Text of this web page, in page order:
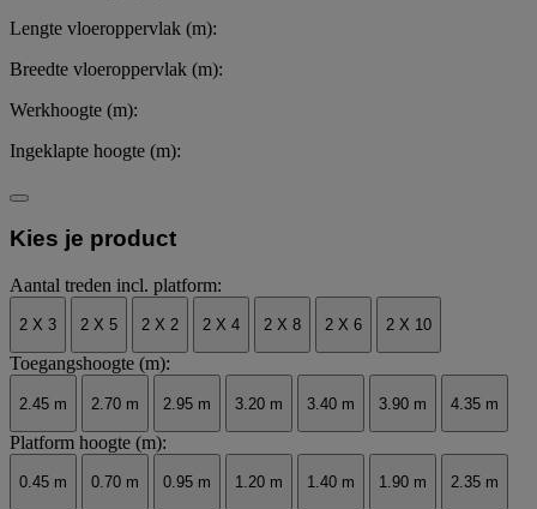
Lengte vloeroppervlak (m):
Breedte vloeroppervlak (m):
Werkhoogte (m):
Ingeklapte hoogte (m):
Kies je product
Aantal treden incl. platform:
2 X 3 2 X 5 2 X 2 2 X 4 2 X 8 2 X 6 2 X 10
Toegangshoogte (m):
2.45 m 2.70 m 2.95 m 3.20 m 3.40 m 3.90 m 4.35 m
Platform hoogte (m):
0.45 m 0.70 m 0.95 m 1.20 m 1.40 m 1.90 m 2.35 m